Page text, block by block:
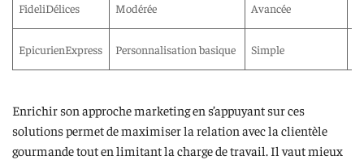
FideliDélices Modérée Avancée
EpicurienExpress Personnalisation basique Simple
Enrichir son approche marketing en s’appuyant sur ces
solutions permet de maximiser la relation avec la clientèle
gourmande tout en limitant la charge de travail. Il vaut mieux